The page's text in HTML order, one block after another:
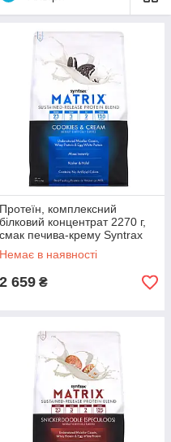
Протеїн, комплексний
білковий концентрат 2270 г,
смак печива-крему Syntrax
Matrix 5.0 Cookies Cream
Немає в наявності
2 659 ₴